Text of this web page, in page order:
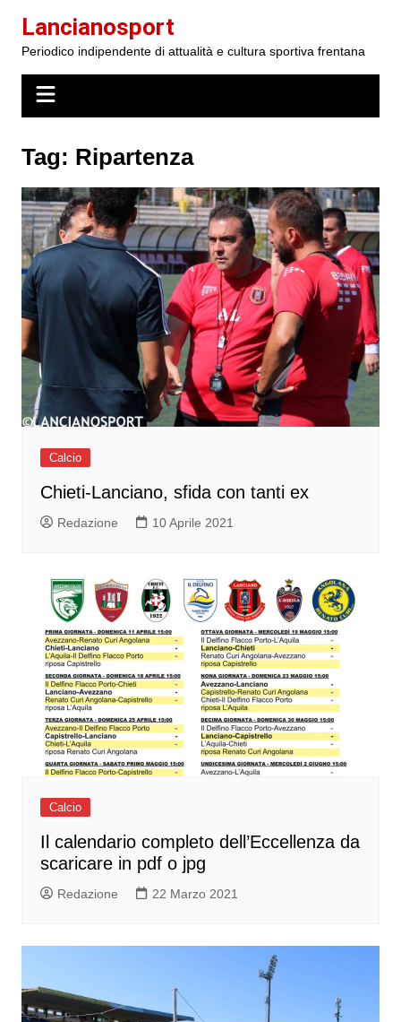
contenuto
Lancianosport
Periodico indipendente di attualità e cultura sportiva frentana
Tag: Ripartenza
Calcio
Chieti-Lanciano, sfida con tanti ex
Redazione 10 Aprile 2021
Calcio
Il calendario completo dell’Eccellenza da
scaricare in pdf o jpg
Redazione 22 Marzo 2021